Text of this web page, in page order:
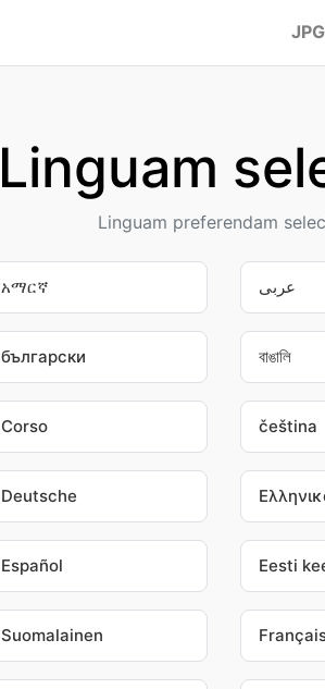
JPG
Linguam
Linguam preferendam
አማርኛ عربى
български বাঙালি
Corso čeština
Deutsche
Español Eesti
Suomalainen